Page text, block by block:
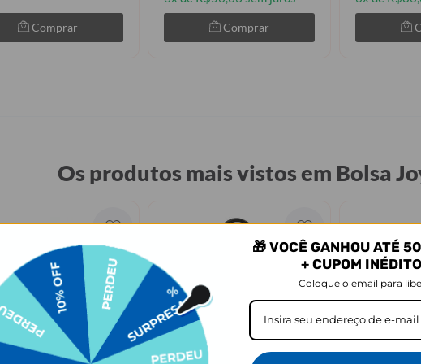
Comprar Comprar
Os produtos mais vistos em Bolsa
GANHE UMA NECESSAIRE AVISE-ME QUANDO VOLTAR
🎁 VOCÊ GANHOU ATÉ
+ CUPOM
Coloque o email para